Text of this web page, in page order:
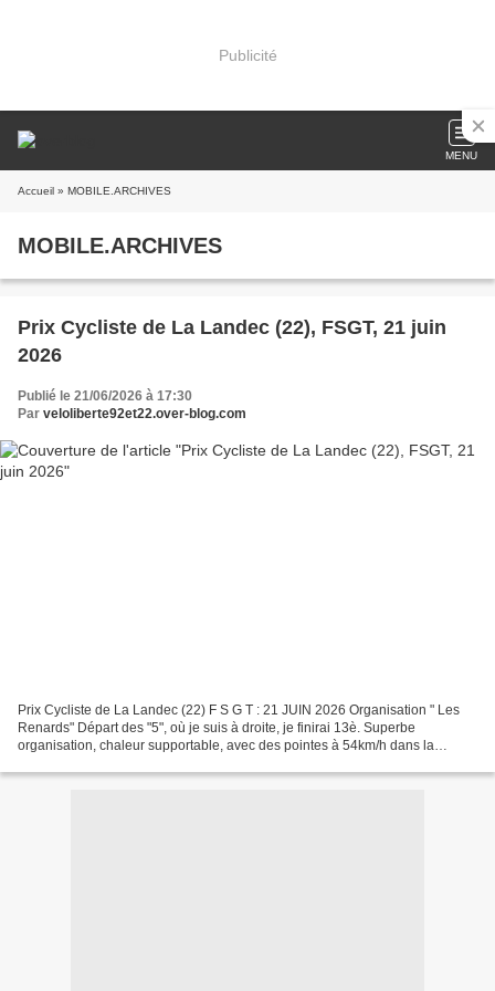
Publicité
MENU
Accueil » MOBILE.ARCHIVES
MOBILE.ARCHIVES
Prix Cycliste de La Landec (22), FSGT, 21 juin
2026
Publié le 21/06/2026 à 17:30
Par veloliberte92et22.over-blog.com
Prix Cycliste de La Landec (22) F S G T : 21 JUIN 2026 Organisation " Les
Renards" Départ des "5", où je suis à droite, je finirai 13è. Superbe
organisation, chaleur supportable, avec des pointes à 54km/h dans la